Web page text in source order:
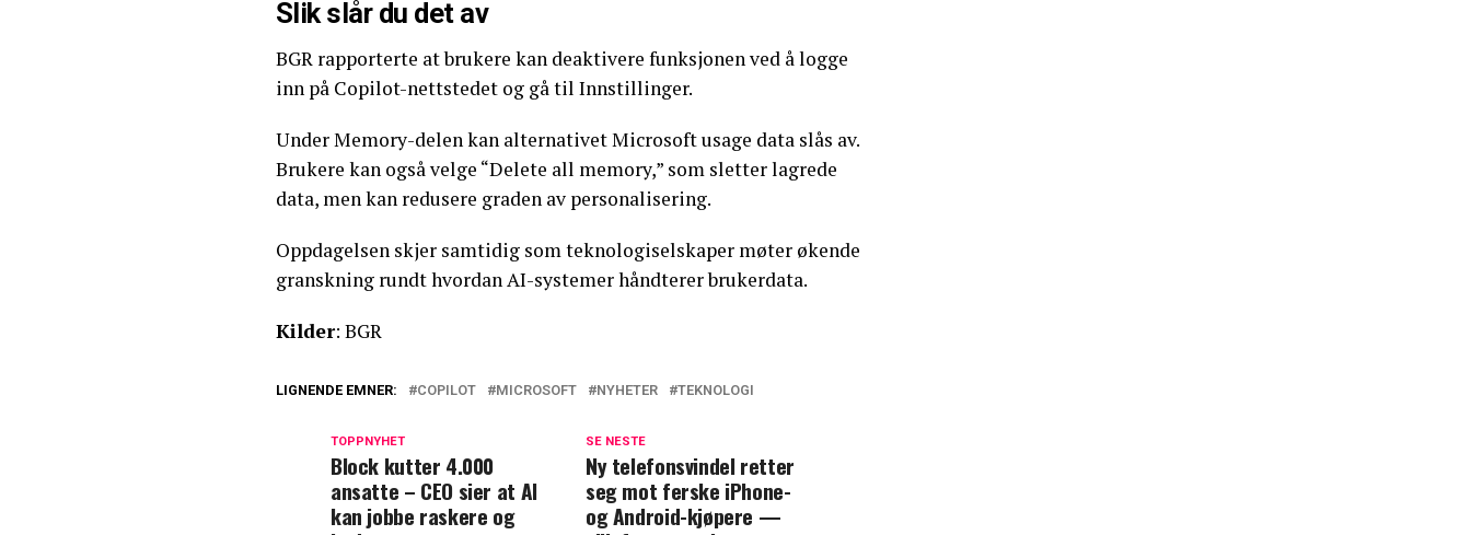
Slik slår du det av
BGR rapporterte at brukere kan deaktivere funksjonen ved å logge
inn på Copilot-nettstedet og gå til Innstillinger.
Under Memory-delen kan alternativet Microsoft usage data slås av.
Brukere kan også velge “Delete all memory,” som sletter lagrede
data, men kan redusere graden av personalisering.
Oppdagelsen skjer samtidig som teknologiselskaper møter økende
granskning rundt hvordan AI-systemer håndterer brukerdata.
Kilder: BGR
LIGNENDE EMNER: COPILOT MICROSOFT NYHETER TEKNOLOGI
SE NESTE
Ny telefonsvindel retter
seg mot ferske iPhone-
og Android-kjøpere —
TOPPNYHET
Block kutter 4.000
ansatte – CEO sier at AI
kan jobbe raskere og